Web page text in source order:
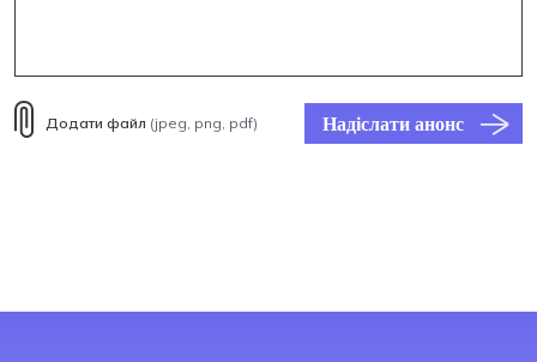
Додати файл (jpeg, png, pdf) Надіслати анонс